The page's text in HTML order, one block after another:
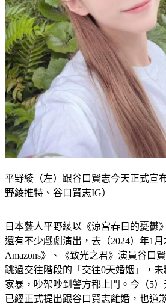
平野綾（左）跟谷口賢志今天正式宣
野綾推特、谷口賢志IG）
日本藝人平野綾以《涼宮春日的憂鬱
還有不少戲劇演出，去（2024）年1
Amazons》、《致光之君》演員谷口
跳過交往階段的「交往0天婚姻」，
家暴，吵架吵到警方都上門。今（5
已經正式提出跟谷口賢志離婚，也道